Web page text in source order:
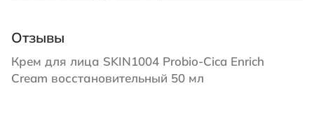
Отзывы
Крем для лица SKIN1004 Probio-Cica Enrich
Cream восстановительный 50 мл